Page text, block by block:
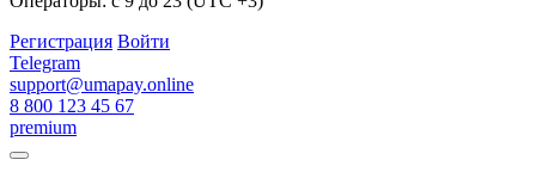
Регистрация Войти
Telegram
support@umapay.online
8 800 123 45 67
premium